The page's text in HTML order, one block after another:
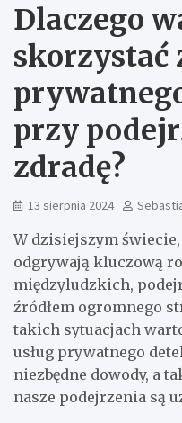
Dlaczego
skorzystać
przy
zdradę?
13 sierpnia 2024
W dzisiejszym
odgrywają kluczową
międzyludzkich,
źródłem ogromnego
takich sytuacjach
usług prywatnego
niezbędne dowody, a
nasze podejrzenia są